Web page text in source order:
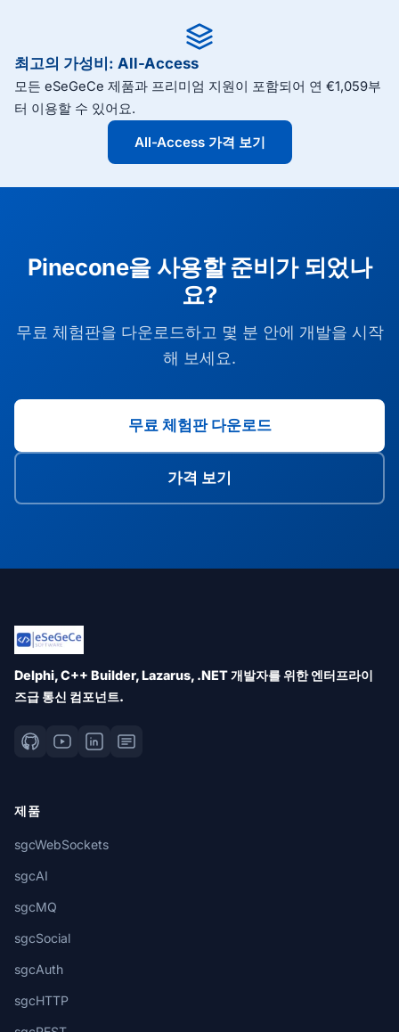
최고의 가성비: All-Access
모든 eSeGeCe 제품과 프리미엄 지원이 포함되어 연 €1,059부
터 이용할 수 있어요.
All-Access 가격 보기
Pinecone을 사용할 준비가 되었나
요?
무료 체험판을 다운로드하고 몇 분 안에 개발을 시작
해 보세요.
무료 체험판 다운로드
가격 보기
Delphi, C++ Builder, Lazarus, .NET 개발자를 위한 엔터프라이
즈급 통신 컴포넌트.
제품
sgcWebSockets
sgcAI
sgcMQ
sgcSocial
sgcAuth
sgcHTTP